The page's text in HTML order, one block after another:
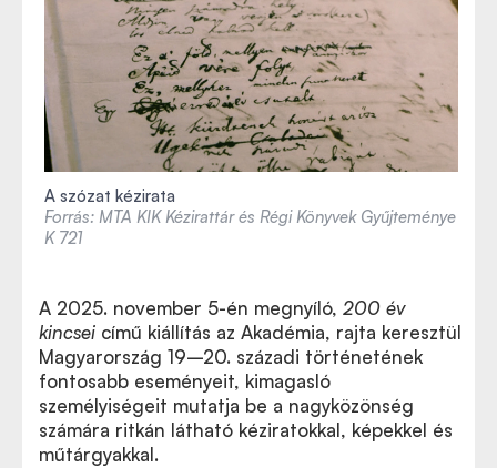
A szózat kézirata
Forrás: MTA KIK Kézirattár és Régi Könyvek Gyűjteménye
K 721
A 2025. november 5-én megnyíló, 200 év
kincsei című kiállítás az Akadémia, rajta keresztül
Magyarország 19–20. századi történetének
fontosabb eseményeit, kimagasló
személyiségeit mutatja be a nagyközönség
számára ritkán látható kéziratokkal, képekkel és
műtárgyakkal.